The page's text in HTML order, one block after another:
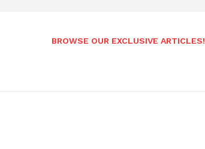
BROWSE OUR EXCLUSIVE ARTICLES!